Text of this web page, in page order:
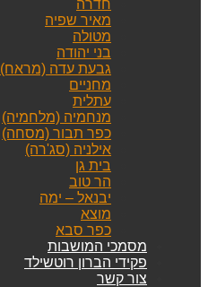
חדרה
מאיר שפיה
מטולה
בני יהודה
גבעת עדה (מראח)
מחניים
עתלית
מנחמיה (מלחמיה)
כפר תבור (מסחה)
אילניה (סג'רה)
בית גן
הר טוב
יבנאל – ימה
מוצא
כפר סבא
מסמכי המושבות
פקידי הברון רוטשילד
צור קשר